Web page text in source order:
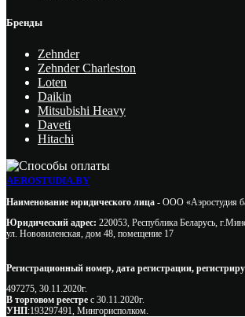
Бренды
Zehnder
Zehnder Charleston
Loten
Daikin
Mitsubishi Heavy
Daveti
Hitachi
AEROSTUDIA.BY
Наименование юридического лица - ООО «Аэростудия
Юридический адрес: 220053, Республика Беларусь,
ул. Нововиленская, дом 48, помещение 17
Регистрационный номер, дата регистрации,
497275, 30.11.2020г.
В торговом реестре с 30.11.2020г.
УНП:193297491, Мингорисполком.